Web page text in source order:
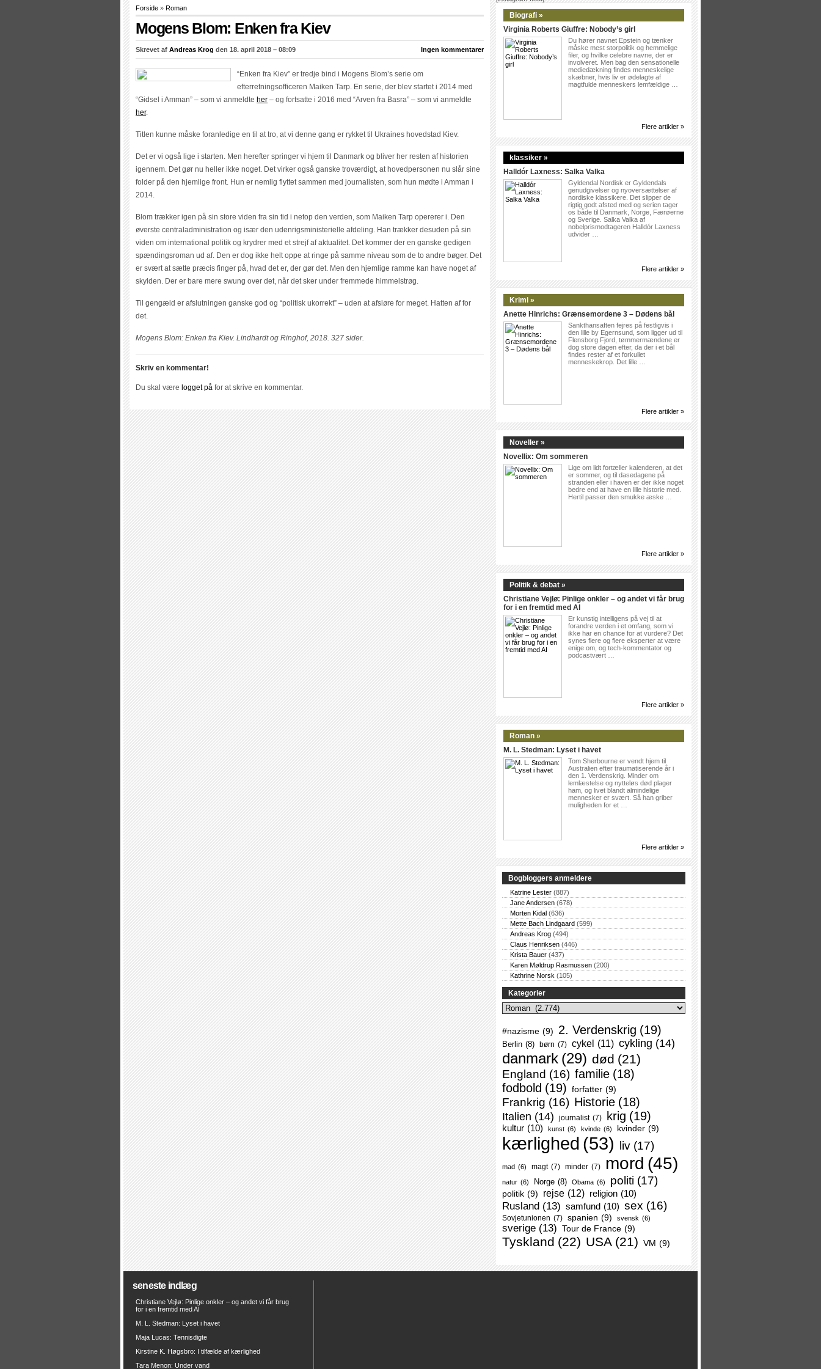
Forside » Roman
Mogens Blom: Enken fra Kiev
Skrevet af Andreas Krog den 18. april 2018 – 08:09 Ingen kommentarer
“Enken fra Kiev” er tredje bind i Mogens Blom’s serie om
efterretningsofficeren Maiken Tarp. En serie, der blev startet i 2014 med
“Gidsel i Amman” – som vi anmeldte her – og fortsatte i 2016 med “Arven fra Basra” – som vi anmeldte
her.
Titlen kunne måske foranledige en til at tro, at vi denne gang er rykket til Ukraines hovedstad Kiev.
Det er vi også lige i starten. Men herefter springer vi hjem til Danmark og bliver her resten af historien
igennem. Det gør nu heller ikke noget. Det virker også ganske troværdigt, at hovedpersonen nu slår sine
folder på den hjemlige front. Hun er nemlig flyttet sammen med journalisten, som hun mødte i Amman i
2014.
Blom trækker igen på sin store viden fra sin tid i netop den verden, som Maiken Tarp opererer i. Den
øverste centraladministration og især den udenrigsministerielle afdeling. Han trækker desuden på sin
viden om international politik og krydrer med et strejf af aktualitet. Det kommer der en ganske gedigen
spændingsroman ud af. Den er dog ikke helt oppe at ringe på samme niveau som de to andre bøger. Det
er svært at sætte præcis finger på, hvad det er, der gør det. Men den hjemlige ramme kan have noget af
skylden. Der er bare mere swung over det, når det sker under fremmede himmelstrøg.
Til gengæld er afslutningen ganske god og “politisk ukorrekt” – uden at afsløre for meget. Hatten af for
det.
Mogens Blom: Enken fra Kiev. Lindhardt og Ringhof, 2018. 327 sider.
Skriv en kommentar!
Du skal være logget på for at skrive en kommentar.
Biografi »
Virginia Roberts Giuffre: Nobody’s girl
Du hører navnet Epstein og tænker
måske mest storpolitik og hemmelige
filer, og hvilke celebre navne, der er
involveret. Men bag den sensationelle
mediedækning findes menneskelige
skæbner, hvis liv er ødelagte af
magtfulde menneskers lemfældige …
Flere artikler »
klassiker »
Halldór Laxness: Salka Valka
Gyldendal Nordisk er Gyldendals
genudgivelser og nyoversættelser af
nordiske klassikere. Det slipper de
rigtig godt afsted med og serien tager
os både til Danmark, Norge, Færøerne
og Sverige. Salka Valka af
nobelprismodtageren Halldór Laxness
udvider …
Flere artikler »
Krimi »
Anette Hinrichs: Grænsemordene 3 – Dødens bål
Sankthansaften fejres på festligvis i
den lille by Egernsund, som ligger ud til
Flensborg Fjord, tømmermændene er
dog store dagen efter, da der i et bål
findes rester af et forkullet
menneskekrop. Det lille …
Flere artikler »
Noveller »
Novellix: Om sommeren
Lige om lidt fortæller kalenderen, at det
er sommer, og til dasedagene på
stranden eller i haven er der ikke noget
bedre end at have en lille historie med.
Hertil passer den smukke æske …
Flere artikler »
Politik & debat »
Christiane Vejlø: Pinlige onkler – og andet vi får brug
for i en fremtid med AI
Er kunstig intelligens på vej til at
forandre verden i et omfang, som vi
ikke har en chance for at vurdere? Det
synes flere og flere eksperter at være
enige om, og tech-kommentator og
podcastvært …
Flere artikler »
Roman »
M. L. Stedman: Lyset i havet
Tom Sherbourne er vendt hjem til
Australien efter traumatiserende år i
den 1. Verdenskrig. Minder om
lemlæstelse og nytteløs død plager
ham, og livet blandt almindelige
mennesker er svært. Så han griber
muligheden for et …
Flere artikler »
Bogbloggers anmeldere
Katrine Lester (887)
Jane Andersen (678)
Morten Kidal (636)
Mette Bach Lindgaard (599)
Andreas Krog (494)
Claus Henriksen (446)
Krista Bauer (437)
Karen Møldrup Rasmussen (200)
Kathrine Norsk (105)
Kategorier
Kategorier
#nazisme (9) 2. Verdenskrig (19)
Berlin (8) børn (7) cykel (11) cykling (14)
danmark (29) død (21)
England (16) familie (18)
fodbold (19) forfatter (9)
Frankrig (16) Historie (18)
Italien (14) journalist (7) krig (19)
kultur (10) kunst (6) kvinde (6) kvinder (9)
kærlighed (53) liv (17)
mad (6) magt (7) minder (7) mord (45)
natur (6) Norge (8) Obama (6) politi (17)
politik (9) rejse (12) religion (10)
Rusland (13) samfund (10) sex (16)
Sovjetunionen (7) spanien (9) svensk (6)
sverige (13) Tour de France (9)
Tyskland (22) USA (21) VM (9)
seneste indlæg
Christiane Vejlø: Pinlige onkler – og andet vi får brug
for i en fremtid med AI
M. L. Stedman: Lyset i havet
Maja Lucas: Tennisdigte
Kirstine K. Høgsbro: I tilfælde af kærlighed
Tara Menon: Under vand